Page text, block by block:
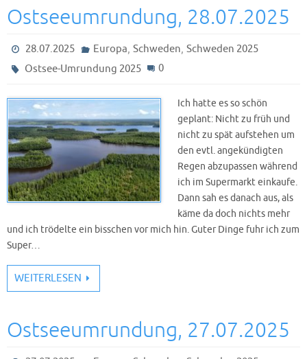
Ostseeumrundung, 28.07.2025
28.07.2025 Europa, Schweden, Schweden 2025
Ostsee-Umrundung 2025
0
Ich hatte es so schön
geplant: Nicht zu früh und
nicht zu spät aufstehen um
den evtl. angekündigten
Regen abzupassen während
ich im Supermarkt einkaufe.
Dann sah es danach aus, als
käme da doch nichts mehr
und ich trödelte ein bisschen vor mich hin. Guter Dinge fuhr ich zum
Super…
WEITERLESEN
Ostseeumrundung, 27.07.2025